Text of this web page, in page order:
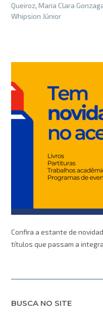
Queiroz, Maria Clara
Whipsion Júnior
Confira a estante de
títulos que passam a
BUSCA NO SITE